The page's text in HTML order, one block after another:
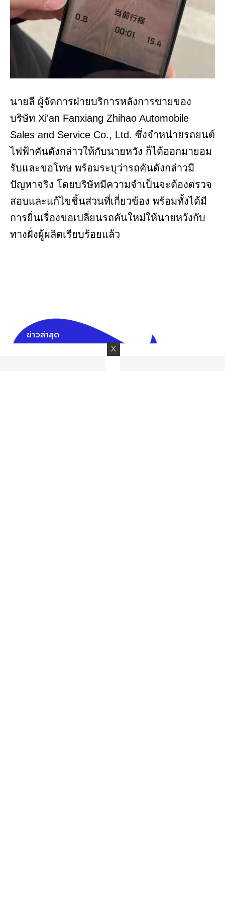
นายลี ผู้จัดการฝ่ายบริการหลังการขายของ
บริษัท Xi'an Fanxiang Zhihao Automobile
Sales and Service Co., Ltd. ซึ่งจำหน่ายรถยนต์
ไฟฟ้าคันดังกล่าวให้กับนายหวัง ก็ได้ออกมายอม
รับและขอโทษ พร้อมระบุว่ารถคันดังกล่าวมี
ปัญหาจริง โดยบริษัทมีความจำเป็นจะต้องตรวจ
สอบและแก้ไขชิ้นส่วนที่เกี่ยวข้อง พร้อมทั้งได้มี
การยื่นเรื่องขอเปลี่ยนรถคันใหม่ให้นายหวังกับ
ทางฝั่งผู้ผลิตเรียบร้อยแล้ว
ข่าวล่าสุด